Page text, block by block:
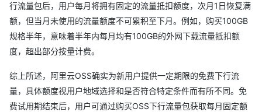
行流量包后，用户每月将拥有固定的流量抵扣额度，次月1日恢复满
额，但当月未使用的流量额度不可累积至下月。例如，购买100GB
规格半年，意味着半年内每月均有100GB的外网下载流量抵扣额
度，超出部分按量计费。
综上所述，阿里云OSS确实为新用户提供一定期限的免费下行流
量，具体额度视用户地域选择和是否符合特定条件而有所不同。免
费试用期结束后，用户可通过购买OSS下行流量包获取每月固定额